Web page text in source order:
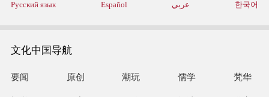
Русский язык Español عربي 한국어
文化中国导航
要闻 原创 潮玩 儒学 梵华